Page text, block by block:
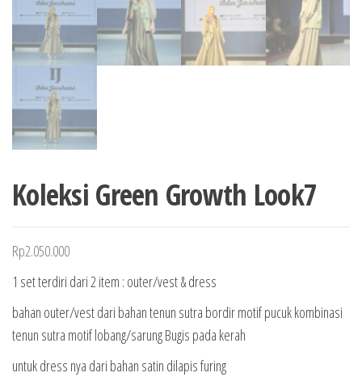
Koleksi Green Growth Look7
Rp2.050.000
1 set terdiri dari 2 item : outer/vest & dress
bahan outer/vest dari bahan tenun sutra bordir motif pucuk kombinasi
tenun sutra motif lobang/sarung Bugis pada kerah
untuk dress nya dari bahan satin dilapis furing